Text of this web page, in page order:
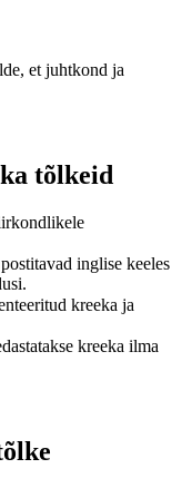
et juhtkond ja
tõlkeid
inglise keeles
kreeka ja
kreeka ilma